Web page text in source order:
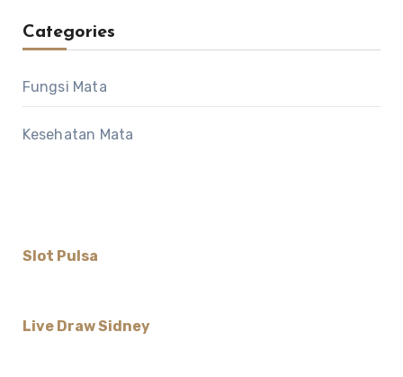
Categories
Fungsi Mata
Kesehatan Mata
Slot Pulsa
Live Draw Sidney